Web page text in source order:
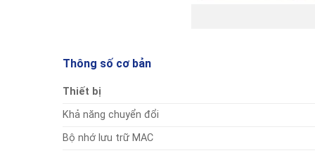
Thông số cơ bản
Thiết bị
Khả năng chuyển đổi
Bộ nhớ lưu trữ MAC